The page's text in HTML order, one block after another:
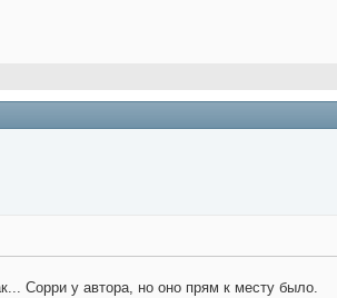
Сорри у автора, но оно прям к месту было.